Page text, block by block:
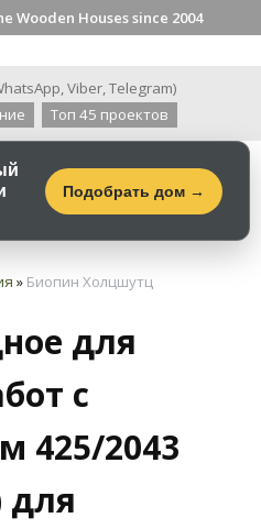
Wooden Houses since 2004
,Viber,Telegram)
Топ 45 проектов
Подобрать дом →
» Биопин Холцшутц
для
с
425/2043
для